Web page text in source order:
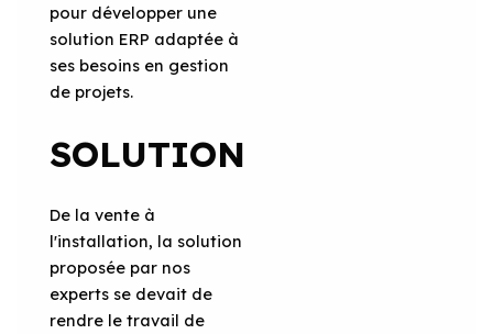
pour développer une
solution ERP adaptée à
ses besoins en gestion
de projets.
SOLUTION
De la vente à
l'installation, la solution
proposée par nos
experts se devait de
rendre le travail de